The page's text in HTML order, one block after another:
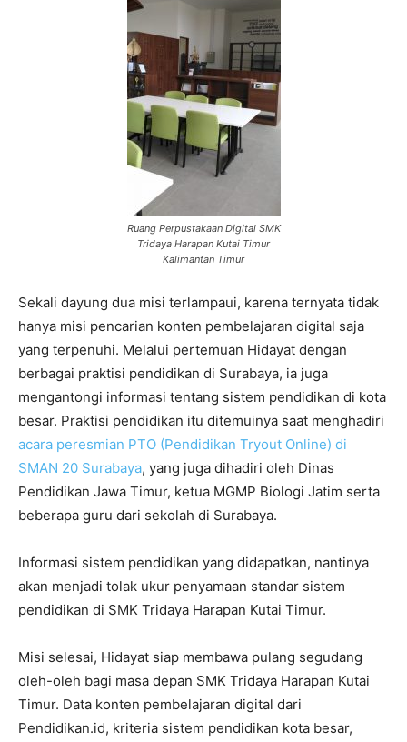
Ruang Perpustakaan Digital SMK
Tridaya Harapan Kutai Timur
Kalimantan Timur
Sekali dayung dua misi terlampaui, karena ternyata tidak
hanya misi pencarian konten pembelajaran digital saja
yang terpenuhi. Melalui pertemuan Hidayat dengan
berbagai praktisi pendidikan di Surabaya, ia juga
mengantongi informasi tentang sistem pendidikan di kota
besar. Praktisi pendidikan itu ditemuinya saat menghadiri
acara peresmian PTO (Pendidikan Tryout Online) di
SMAN 20 Surabaya, yang juga dihadiri oleh Dinas
Pendidikan Jawa Timur, ketua MGMP Biologi Jatim serta
beberapa guru dari sekolah di Surabaya.
Informasi sistem pendidikan yang didapatkan, nantinya
akan menjadi tolak ukur penyamaan standar sistem
pendidikan di SMK Tridaya Harapan Kutai Timur.
Misi selesai, Hidayat siap membawa pulang segudang
oleh-oleh bagi masa depan SMK Tridaya Harapan Kutai
Timur. Data konten pembelajaran digital dari
Pendidikan.id, kriteria sistem pendidikan kota besar,